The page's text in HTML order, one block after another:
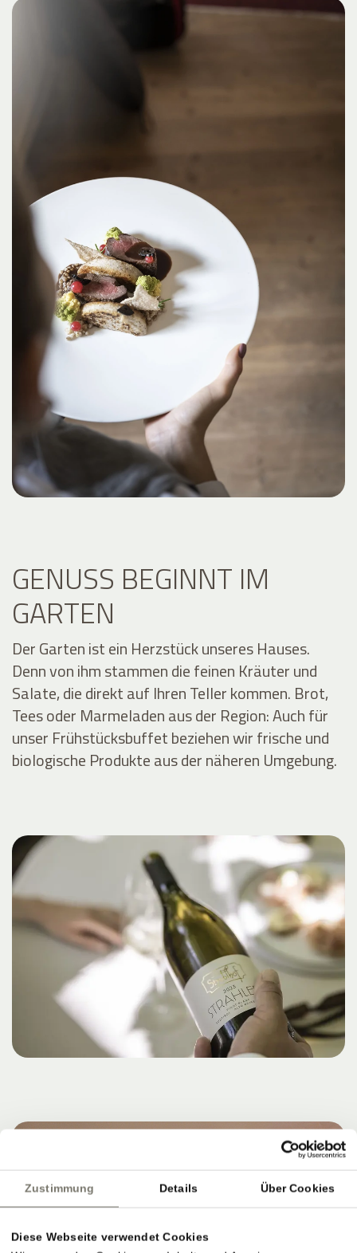
Zustimmung Details Über Cookies
Diese Webseite verwendet Cookies
GENUSS BEGINNT IM
GARTEN
Der Garten ist ein Herzstück unseres Hauses.
Denn von ihm stammen die feinen Kräuter und
Salate, die direkt auf Ihren Teller kommen. Brot,
Tees oder Marmeladen aus der Region: Auch für
unser Frühstücksbuffet beziehen wir frische und
biologische Produkte aus der näheren Umgebung.